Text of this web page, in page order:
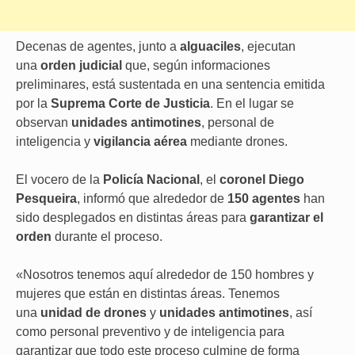
Decenas de agentes, junto a alguaciles, ejecutan
una orden judicial que, según informaciones
preliminares, está sustentada en una sentencia emitida
por la Suprema Corte de Justicia. En el lugar se
observan unidades antimotines, personal de
inteligencia y vigilancia aérea mediante drones.
El vocero de la Policía Nacional , el coronel Diego
Pesqueira, informó que alrededor de 150 agentes han
sido desplegados en distintas áreas para garantizar el
orden durante el proceso.
«Nosotros tenemos aquí alrededor de 150 hombres y
mujeres que están en distintas áreas. Tenemos
una unidad de drones y unidades antimotines, así
como personal preventivo y de inteligencia para
garantizar que todo este proceso culmine de forma